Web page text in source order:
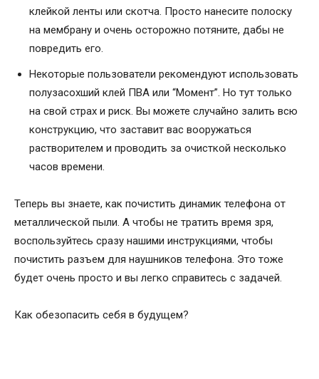
клейкой ленты или скотча. Просто нанесите полоску
на мембрану и очень осторожно потяните, дабы не
повредить его.
Некоторые пользователи рекомендуют использовать
полузасохший клей ПВА или “Момент”. Но тут только
на свой страх и риск. Вы можете случайно залить всю
конструкцию, что заставит вас вооружаться
растворителем и проводить за очисткой несколько
часов времени.
Теперь вы знаете, как почистить динамик телефона от
металлической пыли. А чтобы не тратить время зря,
воспользуйтесь сразу нашими инструкциями, чтобы
почистить разъем для наушников телефона. Это тоже
будет очень просто и вы легко справитесь с задачей.
Как обезопасить себя в будущем?